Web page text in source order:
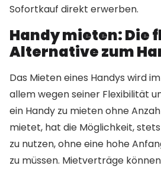
Sofortkauf direkt erwerben.
Handy mieten: Die
Alternative zum
Das Mieten eines Handys wird
allem wegen seiner Flexibilität
ein Handy zu mieten ohne
mietet, hat die Möglichkeit,
zu nutzen, ohne eine hohe
zu müssen. Mietverträge